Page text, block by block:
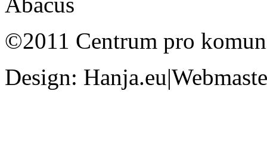
©2011 Centrum pro
Design: